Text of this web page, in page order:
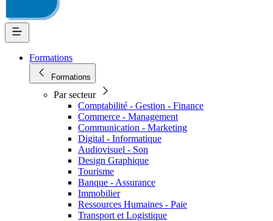
Formations
Formations
Par secteur
Comptabilité - Gestion - Finance
Commerce - Management
Communication - Marketing
Digital - Informatique
Audiovisuel - Son
Design Graphique
Tourisme
Banque - Assurance
Immobilier
Ressources Humaines - Paie
Transport et Logistique